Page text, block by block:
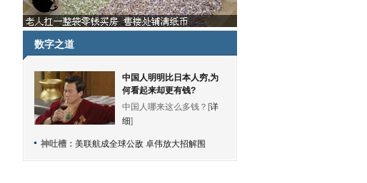
数字之道
中国人明明比日本人穷,为
何看起来却更有钱?
中国人哪来这么多钱？[详
细]
神吐槽： 美联航成全球公敌 卓伟放大招解围